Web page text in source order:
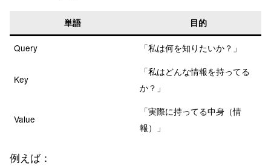
単語 目的
Query 「私は何を知りたいか？」
Key
「私はどんな情報を持ってる
か？」
Value
「実際に持ってる中身（情
報）」
例えば：